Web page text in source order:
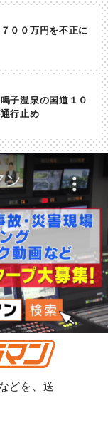
００万円を不正に
子温泉の国道１０
行止め
どを、送